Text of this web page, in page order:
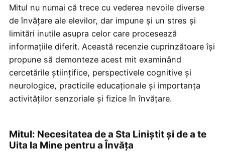
Mitul nu numai că trece cu vederea nevoile diverse
de învățare ale elevilor, dar impune și un stres și
limitări inutile asupra celor care procesează
informațiile diferit. Această recenzie cuprinzătoare își
propune să demonteze acest mit examinând
cercetările științifice, perspectivele cognitive și
neurologice, practicile educaționale și importanța
activităților senzoriale și fizice în învățare.
Mitul: Necesitatea de a Sta Liniștit și de a te
Uita la Mine pentru a Învăța